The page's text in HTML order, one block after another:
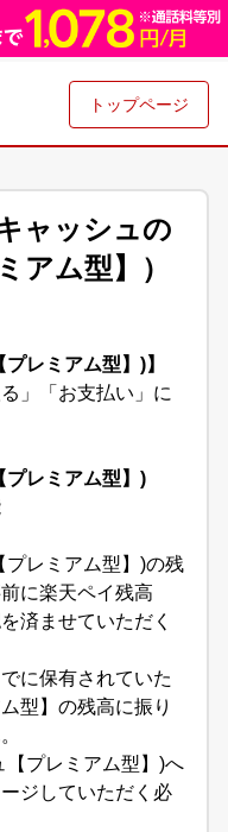
トップページ
ャッシュの
アム型】）
レミアム型】)】
」「お支払い」に
プレミアム型】)
レミアム型】)の残
に楽天ペイ残高
済ませていただく
に保有されていた
型】の残高に振り
プレミアム型】)へ
ジしていただく必